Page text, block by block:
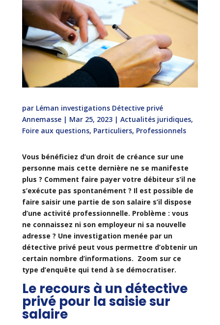
par Léman investigations Détective privé
Annemasse| Mar 25, 2023| Actualités juridiques,
Foire aux questions, Particuliers, Professionnels
Vous bénéficiez d’un droit de créance sur une
personne mais cette dernière ne se manifeste
plus ? Comment faire payer votre débiteur s’il ne
s’exécute pas spontanément ? Il est possible de
faire saisir une partie de son salaire s’il dispose
d’une activité professionnelle. Problème : vous
ne connaissez ni son employeur ni sa nouvelle
adresse ? Une investigation menée par un
détective privé peut vous permettre d’obtenir un
certain nombre d’informations. Zoom sur ce
type d’enquête qui tend à se démocratiser.
Le recours à un détective
privé pour la saisie sur
salaire